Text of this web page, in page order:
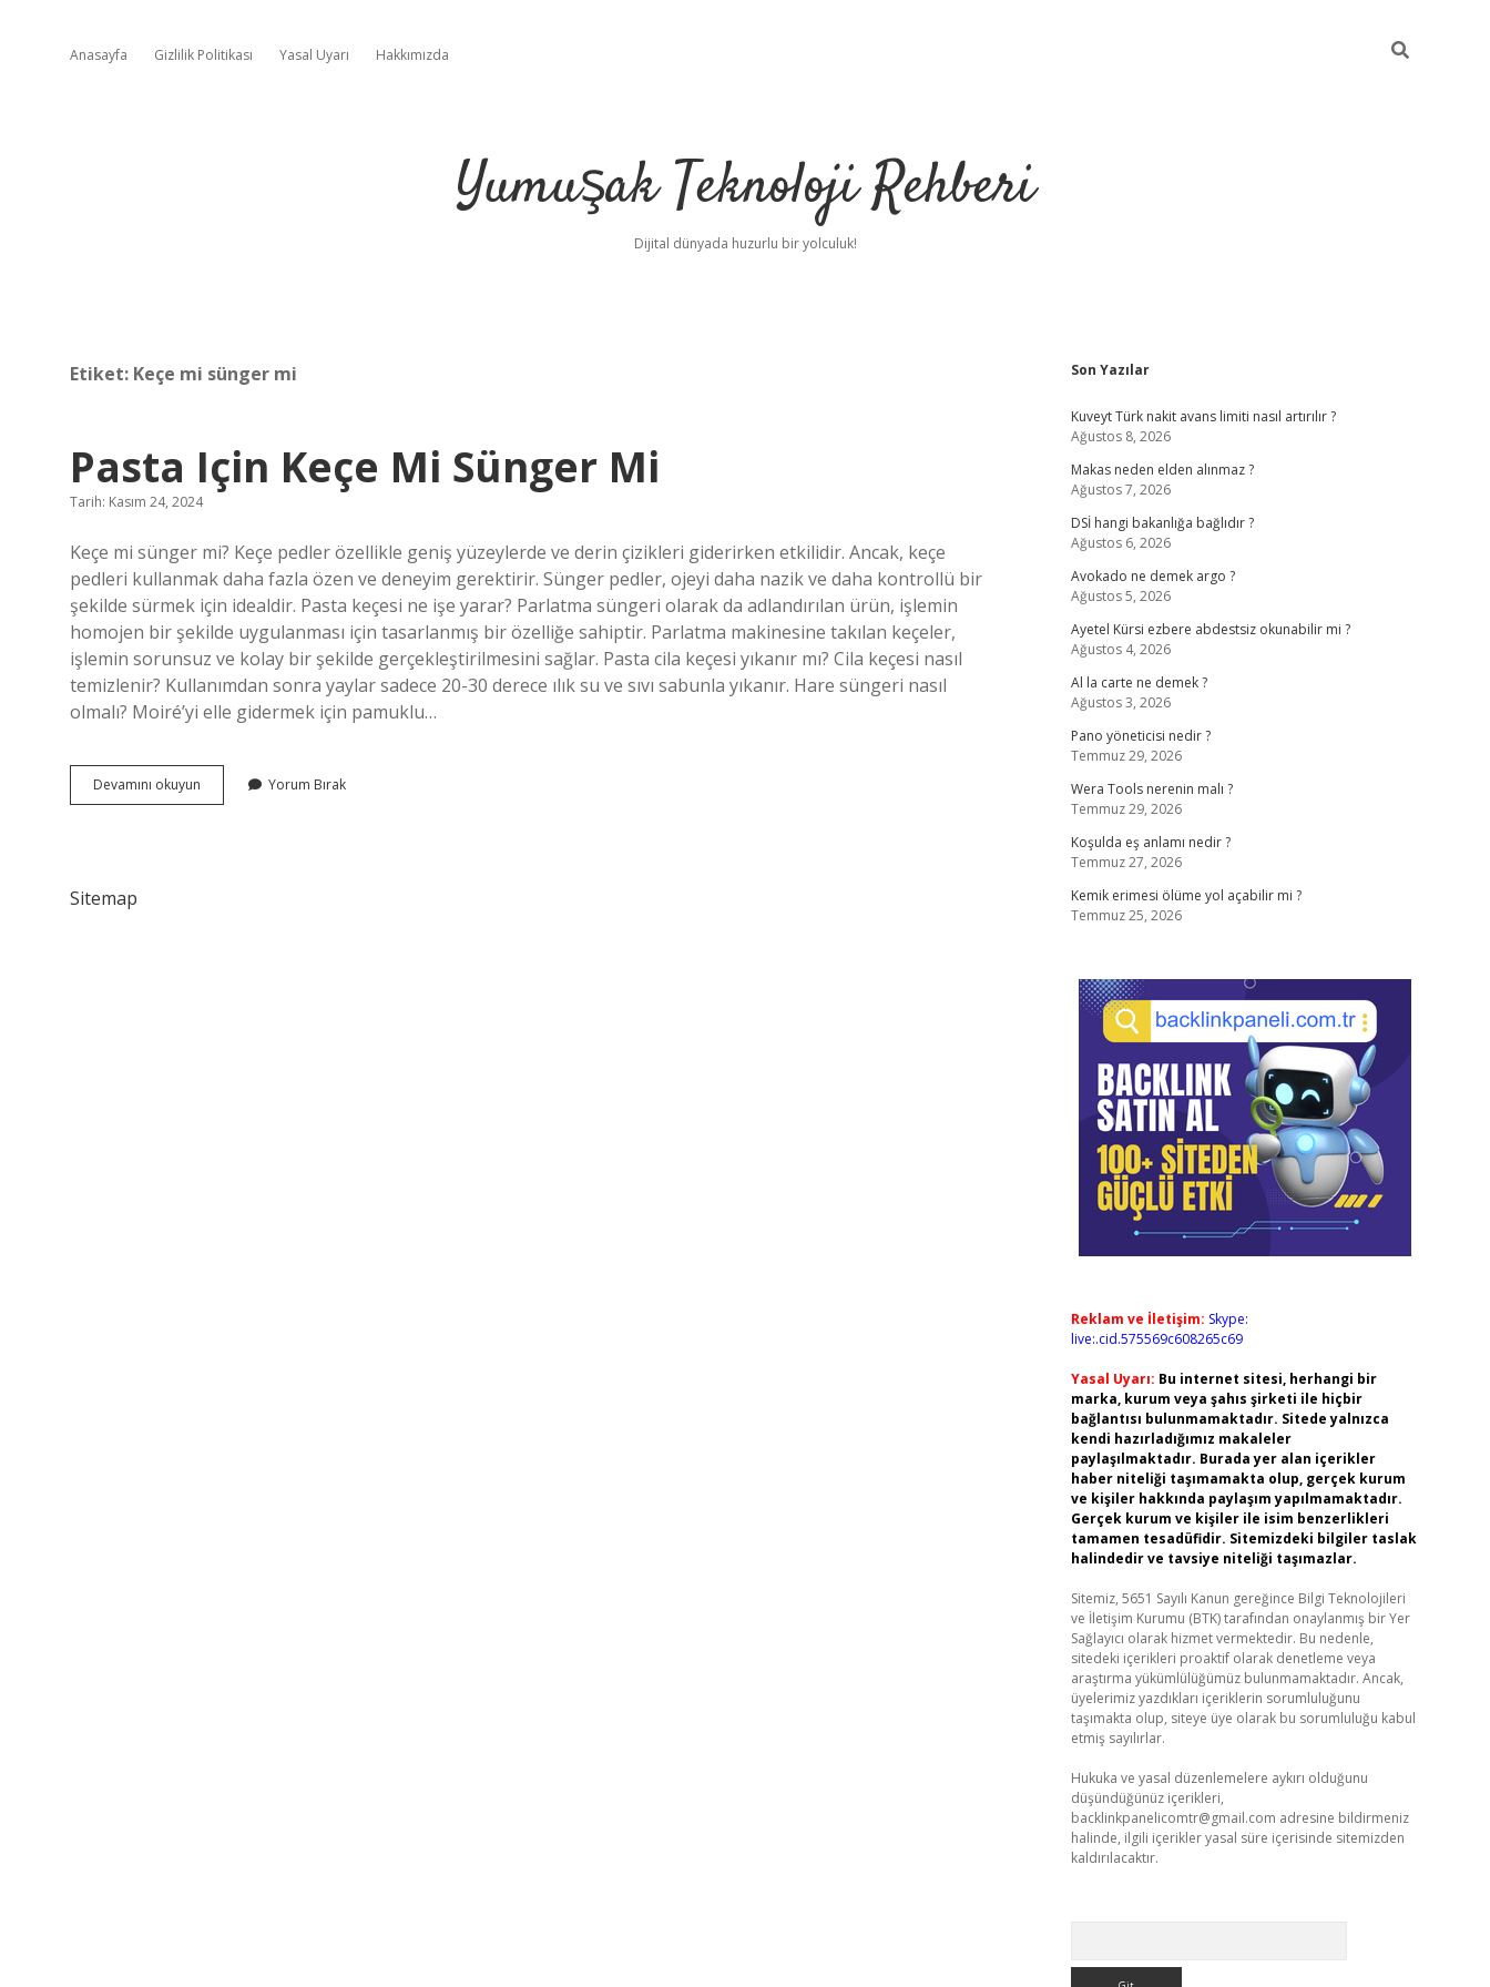
Anasayfa Gizlilik Politikası Yasal Uyarı Hakkımızda
Yumuşak Teknoloji Rehberi
Dijital dünyada huzurlu bir yolculuk!
Etiket: Keçe mi sünger mi
Pasta Için Keçe Mi Sünger Mi
Tarih: Kasım 24, 2024
Keçe mi sünger mi? Keçe pedler özellikle geniş yüzeylerde ve derin çizikleri giderirken etkilidir. Ancak, keçe
pedleri kullanmak daha fazla özen ve deneyim gerektirir. Sünger pedler, ojeyi daha nazik ve daha kontrollü bir
şekilde sürmek için idealdir. Pasta keçesi ne işe yarar? Parlatma süngeri olarak da adlandırılan ürün, işlemin
homojen bir şekilde uygulanması için tasarlanmış bir özelliğe sahiptir. Parlatma makinesine takılan keçeler,
işlemin sorunsuz ve kolay bir şekilde gerçekleştirilmesini sağlar. Pasta cila keçesi yıkanır mı? Cila keçesi nasıl
temizlenir? Kullanımdan sonra yaylar sadece 20-30 derece ılık su ve sıvı sabunla yıkanır. Hare süngeri nasıl
olmalı? Moiré’yi elle gidermek için pamuklu…
Devamını okuyun
Için
Yorum Bırak
Sitemap
Sidebar
Son Yazılar
Kuveyt Türk nakit avans limiti nasıl artırılır ?
Ağustos 8, 2026
Makas neden elden alınmaz ?
Ağustos 7, 2026
DSİ hangi bakanlığa bağlıdır ?
Ağustos 6, 2026
Avokado ne demek argo ?
Ağustos 5, 2026
Ayetel Kürsi ezbere abdestsiz okunabilir mi ?
Ağustos 4, 2026
Al la carte ne demek ?
Ağustos 3, 2026
Pano yöneticisi nedir ?
Temmuz 29, 2026
Wera Tools nerenin malı ?
Temmuz 29, 2026
Koşulda eş anlamı nedir ?
Temmuz 27, 2026
Kemik erimesi ölüme yol açabilir mi ?
Temmuz 25, 2026
Reklam ve İletişim: Skype:
live:.cid.575569c608265c69
Yasal Uyarı: Bu internet sitesi, herhangi bir
marka, kurum veya şahıs şirketi ile hiçbir
bağlantısı bulunmamaktadır. Sitede yalnızca
kendi hazırladığımız makaleler
paylaşılmaktadır. Burada yer alan içerikler
haber niteliği taşımamakta olup, gerçek kurum
ve kişiler hakkında paylaşım yapılmamaktadır.
Gerçek kurum ve kişiler ile isim benzerlikleri
tamamen tesadüfidir. Sitemizdeki bilgiler taslak
halindedir ve tavsiye niteliği taşımazlar.
Sitemiz, 5651 Sayılı Kanun gereğince Bilgi Teknolojileri
ve İletişim Kurumu (BTK) tarafından onaylanmış bir Yer
Sağlayıcı olarak hizmet vermektedir. Bu nedenle,
sitedeki içerikleri proaktif olarak denetleme veya
araştırma yükümlülüğümüz bulunmamaktadır. Ancak,
üyelerimiz yazdıkları içeriklerin sorumluluğunu
taşımakta olup, siteye üye olarak bu sorumluluğu kabul
etmiş sayılırlar.
Hukuka ve yasal düzenlemelere aykırı olduğunu
düşündüğünüz içerikleri,
backlinkpanelicomtr@gmail.com adresine bildirmeniz
halinde, ilgili içerikler yasal süre içerisinde sitemizden
kaldırılacaktır.